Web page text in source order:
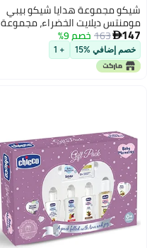
شيكو مجموعة هدايا شيكو بيبي
مومنتس ديلايت الخضراء، مجموعة
هدايا مثالية للأطفال حديثي الولادة،
وهدايا للمواليد الجدد، وللآباء الجدد،
وأعياد الميلاد، تركيبة متطورة
جديدة خالية من الفينوكسي إيثانول،
147
163 خصم 9%
خصم إضافي %15 + 1